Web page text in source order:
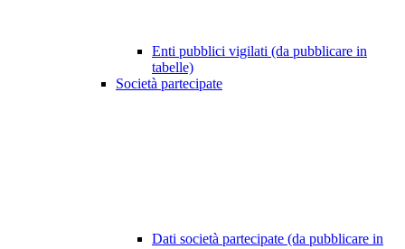
Enti pubblici vigilati (da pubblicare in
tabelle)
Società partecipate
Dati società partecipate (da pubblicare in